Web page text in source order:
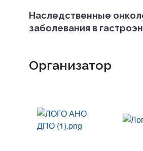
Наследственные
заболевания в
Организатор